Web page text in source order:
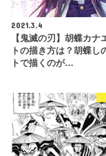
2021.3.4
【鬼滅の刃】胡蝶カナ
トの描き方は？胡蝶し
トで描くのが…